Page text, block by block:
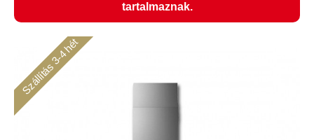
tartalmaznak.
Szállítás 3-4 hét